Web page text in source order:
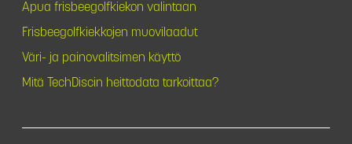
Apua frisbeegolfkiekon valintaan
Frisbeegolfkiekkojen muovilaadut
Väri- ja painovalitsimen käyttö
Mitä TechDiscin heittodata tarkoittaa?